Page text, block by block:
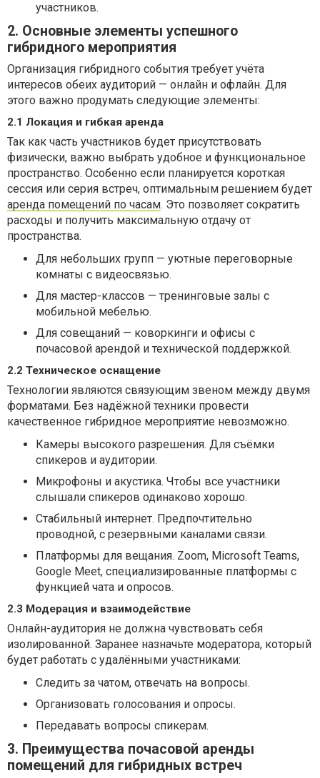
участников.
2. Основные элементы успешного
гибридного мероприятия
Организация гибридного события требует учёта
интересов обеих аудиторий — онлайн и офлайн. Для
этого важно продумать следующие элементы:
2.1 Локация и гибкая аренда
Так как часть участников будет присутствовать
физически, важно выбрать удобное и функциональное
пространство. Особенно если планируется короткая
сессия или серия встреч, оптимальным решением будет
аренда помещений по часам. Это позволяет сократить
расходы и получить максимальную отдачу от
пространства.
Для небольших групп — уютные переговорные
комнаты с видеосвязью.
Для мастер-классов — тренинговые залы с
мобильной мебелью.
Для совещаний — коворкинги и офисы с
почасовой арендой и технической поддержкой.
2.2 Техническое оснащение
Технологии являются связующим звеном между двумя
форматами. Без надёжной техники провести
качественное гибридное мероприятие невозможно.
Камеры высокого разрешения. Для съёмки
спикеров и аудитории.
Микрофоны и акустика. Чтобы все участники
слышали спикеров одинаково хорошо.
Стабильный интернет. Предпочтительно
проводной, с резервными каналами связи.
Платформы для вещания. Zoom, Microsoft Teams,
Google Meet, специализированные платформы с
функцией чата и опросов.
2.3 Модерация и взаимодействие
Онлайн-аудитория не должна чувствовать себя
изолированной. Заранее назначьте модератора, который
будет работать с удалёнными участниками:
Следить за чатом, отвечать на вопросы.
Организовать голосования и опросы.
Передавать вопросы спикерам.
3. Преимущества почасовой аренды
помещений для гибридных встреч